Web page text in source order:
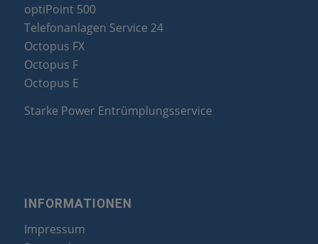
optiPoint 500
Telefonanlagen Service 24
Octopus FX
Octopus F
Octopus E
Starke Power Entrümplungsservice
INFORMATIONEN
Impressum